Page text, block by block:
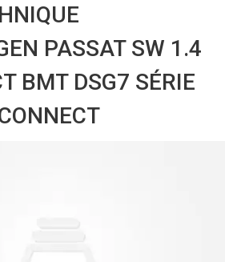
PASSAT SW 1.4
BMT DSG7 SÉRIE